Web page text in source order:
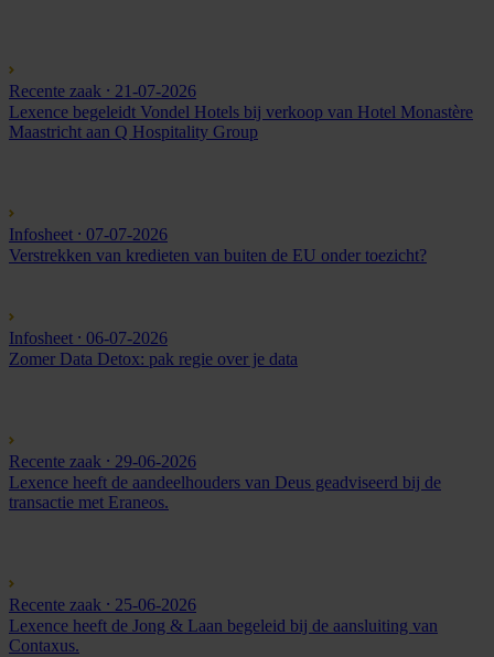
Recente zaak ⸱ 21-07-2026
Lexence begeleidt Vondel Hotels bij verkoop van Hotel Monastère
Maastricht aan Q Hospitality Group
Infosheet ⸱ 07-07-2026
Verstrekken van kredieten van buiten de EU onder toezicht?
Infosheet ⸱ 06-07-2026
Zomer Data Detox: pak regie over je data
Recente zaak ⸱ 29-06-2026
Lexence heeft de aandeelhouders van Deus geadviseerd bij de
transactie met Eraneos.
Recente zaak ⸱ 25-06-2026
Lexence heeft de Jong & Laan begeleid bij de aansluiting van
Contaxus.